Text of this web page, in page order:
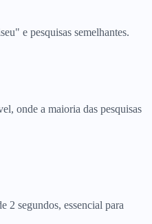
" e pesquisas semelhantes.
onde a maioria das pesquisas
2 segundos, essencial para